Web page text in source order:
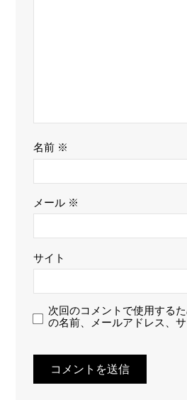
名前 ※
メール ※
サイト
次回のコメントで使用する
の名前、メールアドレス、サ